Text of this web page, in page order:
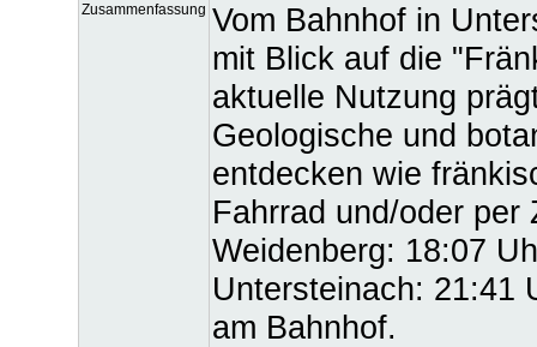
Zusammenfassung Vom Bahnhof in
mit Blick auf die
aktuelle Nutzung
Geologische und
entdecken wie
Fahrrad und/oder per
Weidenberg: 18:07
Untersteinach: 21:41
am Bahnhof.